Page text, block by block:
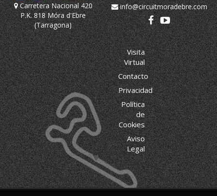
Carretera Nacional 420
P.K. 818 Móra d'Ebre
(Tarragona)
info@circuitmoradebre.com
Visita
Virtual
Contacto
Privacidad
Política
de
Cookies
Aviso
Legal